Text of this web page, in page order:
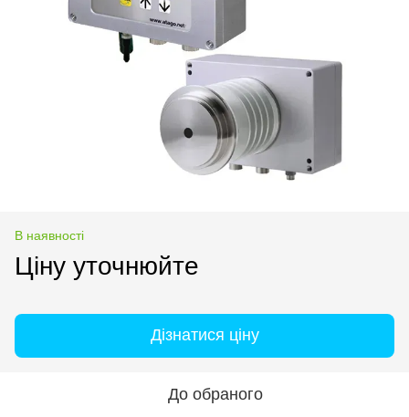
В наявності
Ціну уточнюйте
Дізнатися ціну
До обраного